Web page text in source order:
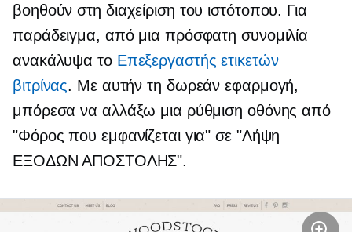
βοηθούν στη διαχείριση του ιστότοπου. Για
παράδειγμα, από μια πρόσφατη συνομιλία
ανακάλυψα το Επεξεργαστής ετικετών
βιτρίνας. Με αυτήν τη δωρεάν εφαρμογή,
μπόρεσα να αλλάξω μια ρύθμιση οθόνης από
"Φόρος που εμφανίζεται για" σε "Λήψη
ΕΞΟΔΩΝ ΑΠΟΣΤΟΛΗΣ".